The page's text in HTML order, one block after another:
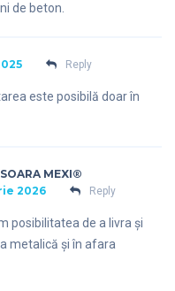
de beton.
Reply
este posibilă doar în
MEXI®
2026 Reply
posibilitatea de a livra și
metalică și în afara